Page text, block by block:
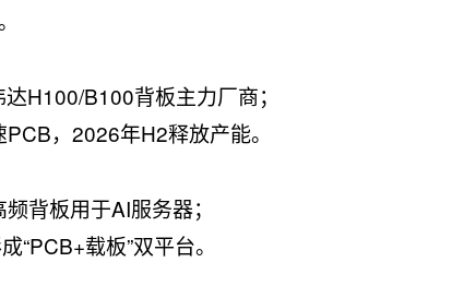
H100/B100背板主力厂商；
，2026年H2释放产能。
背板用于AI服务器；
载板”双平台。